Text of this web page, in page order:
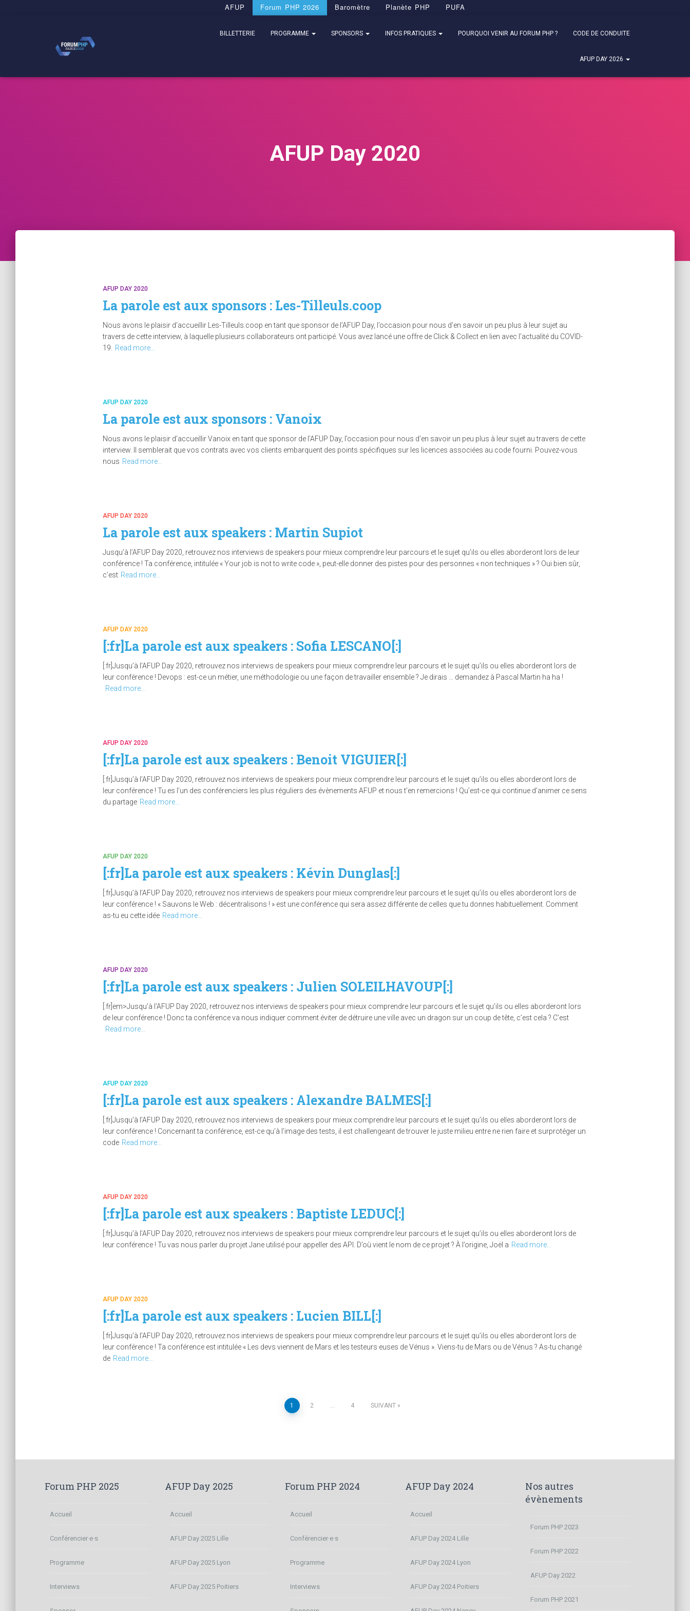
AFUP Forum PHP 2026 Baromètre Planète PHP PUFA
BILLETTERIE PROGRAMME SPONSORS INFOS PRATIQUES POURQUOI VENIR AU FORUM PHP ? CODE DE CONDUITE
AFUP DAY 2026
AFUP Day 2020
AFUP DAY 2020
La parole est aux sponsors : Les-Tilleuls.coop
Nous avons le plaisir d’accueillir Les-Tilleuls.coop en tant que sponsor de l’AFUP Day, l’occasion pour nous d’en savoir un peu plus à leur sujet au
travers de cette interview, à laquelle plusieurs collaborateurs ont participé. Vous avez lancé une offre de Click & Collect en lien avec l’actualité du COVID-
19.
Read more…
AFUP DAY 2020
La parole est aux sponsors : Vanoix
Nous avons le plaisir d’accueillir Vanoix en tant que sponsor de l’AFUP Day, l’occasion pour nous d’en savoir un peu plus à leur sujet au travers de cette
interview. Il semblerait que vos contrats avec vos clients embarquent des points spécifiques sur les licences associées au code fourni. Pouvez-vous
nous Read more…
AFUP DAY 2020
La parole est aux speakers : Martin Supiot
Jusqu’à l’AFUP Day 2020, retrouvez nos interviews de speakers pour mieux comprendre leur parcours et le sujet qu’ils ou elles aborderont lors de leur
conférence ! Ta conférence, intitulée « Your job is not to write code », peut-elle donner des pistes pour des personnes « non techniques » ? Oui bien sûr,
c’est Read more…
AFUP DAY 2020
[:fr]La parole est aux speakers : Sofia LESCANO[:]
[:fr]Jusqu’à l’AFUP Day 2020, retrouvez nos interviews de speakers pour mieux comprendre leur parcours et le sujet qu’ils ou elles aborderont lors de
leur conférence ! Devops : est-ce un métier, une méthodologie ou une façon de travailler ensemble ? Je dirais … demandez à Pascal Martin ha ha !
Read more…
AFUP DAY 2020
[:fr]La parole est aux speakers : Benoit VIGUIER[:]
[:fr]Jusqu’à l’AFUP Day 2020, retrouvez nos interviews de speakers pour mieux comprendre leur parcours et le sujet qu’ils ou elles aborderont lors de
leur conférence ! Tu es l’un des conférenciers les plus réguliers des évènements AFUP et nous t’en remercions ! Qu’est-ce qui continue d’animer ce sens
du partage Read more…
AFUP DAY 2020
[:fr]La parole est aux speakers : Kévin Dunglas[:]
[:fr]Jusqu’à l’AFUP Day 2020, retrouvez nos interviews de speakers pour mieux comprendre leur parcours et le sujet qu’ils ou elles aborderont lors de
leur conférence ! « Sauvons le Web : décentralisons ! » est une conférence qui sera assez différente de celles que tu donnes habituellement. Comment
as-tu eu cette idée Read more…
AFUP DAY 2020
[:fr]La parole est aux speakers : Julien SOLEILHAVOUP[:]
[:fr]em>Jusqu’à l’AFUP Day 2020, retrouvez nos interviews de speakers pour mieux comprendre leur parcours et le sujet qu’ils ou elles aborderont lors
de leur conférence ! Donc ta conférence va nous indiquer comment éviter de détruire une ville avec un dragon sur un coup de tête, c’est cela ? C’est
Read more…
AFUP DAY 2020
[:fr]La parole est aux speakers : Alexandre BALMES[:]
[:fr]Jusqu’à l’AFUP Day 2020, retrouvez nos interviews de speakers pour mieux comprendre leur parcours et le sujet qu’ils ou elles aborderont lors de
leur conférence ! Concernant ta conférence, est-ce qu’à l’image des tests, il est challengeant de trouver le juste milieu entre ne rien faire et surprotéger un
code Read more…
AFUP DAY 2020
[:fr]La parole est aux speakers : Baptiste LEDUC[:]
[:fr]Jusqu’à l’AFUP Day 2020, retrouvez nos interviews de speakers pour mieux comprendre leur parcours et le sujet qu’ils ou elles aborderont lors de
leur conférence ! Tu vas nous parler du projet Jane utilisé pour appeller des API. D’où vient le nom de ce projet ? À l’origine, Joël a Read more…
AFUP DAY 2020
[:fr]La parole est aux speakers : Lucien BILL[:]
[:fr]Jusqu’à l’AFUP Day 2020, retrouvez nos interviews de speakers pour mieux comprendre leur parcours et le sujet qu’ils ou elles aborderont lors de
leur conférence ! Ta conférence est intitulée « Les devs viennent de Mars et les testeurs·euses de Vénus ». Viens-tu de Mars ou de Vénus ? As-tu changé
de Read more…
1 2 … 4 SUIVANT
Forum PHP 2025
Accueil
Conférencier·e·s
Programme
Interviews
AFUP Day 2025
Accueil
AFUP Day 2025 Lille
AFUP Day 2025 Lyon
AFUP Day 2025 Poitiers
Forum PHP 2024
Accueil
Conférencier·e·s
Programme
Interviews
AFUP Day 2024
Accueil
AFUP Day 2024 Lille
AFUP Day 2024 Lyon
AFUP Day 2024 Poitiers
Nos autres
évènements
Forum PHP 2023
Forum PHP 2022
AFUP Day 2022
Forum PHP 2021